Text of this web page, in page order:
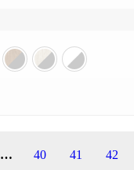
… 40 41 42